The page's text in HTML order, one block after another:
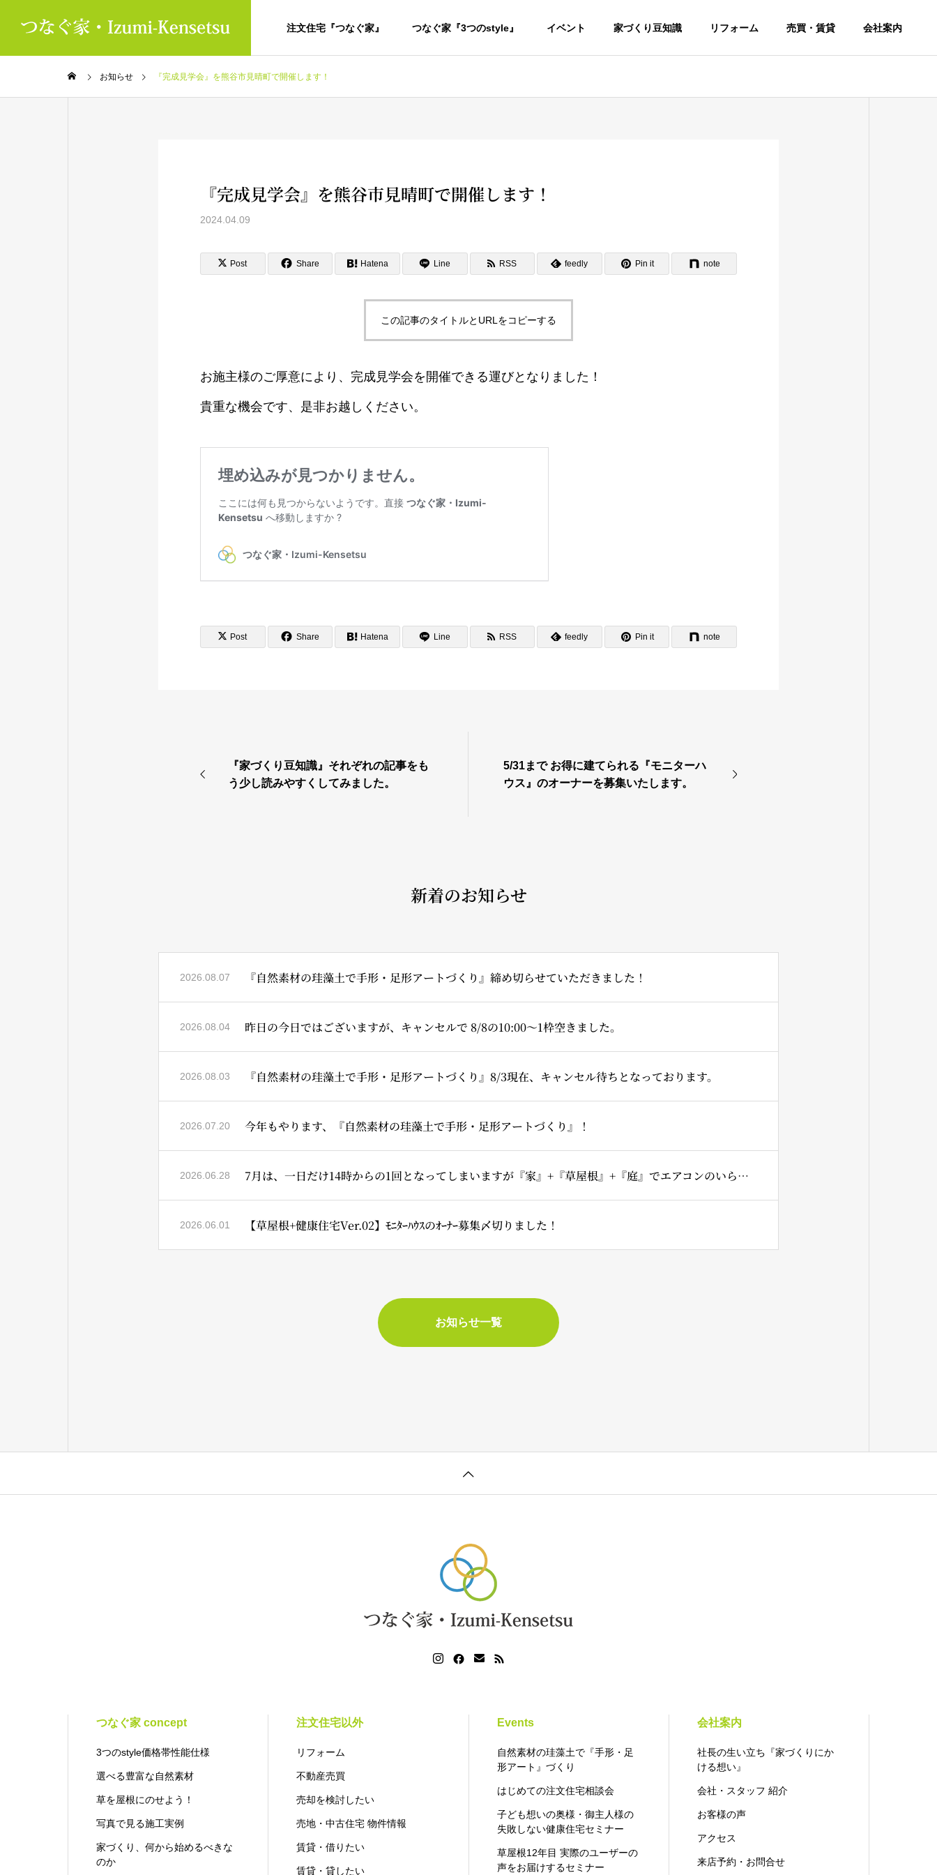
注文住宅『つなぐ家』 つなぐ家『3つのstyle』 イベント 家づくり豆知識 リフォーム 売買・賃貸 会社案内
お知らせ 『完成見学会』を熊谷市見晴町で開催します！
『完成見学会』を熊谷市見晴町で開催します！
2024.04.09
Post Share Hatena Line RSS feedly Pin it note
この記事のタイトルとURLをコピーする
お施主様のご厚意により、完成見学会を開催できる運びとなりました！
貴重な機会です、是非お越しください。
Post Share Hatena Line RSS feedly Pin it note
『家づくり豆知識』それぞれの記事をも
う少し読みやすくしてみました。
5/31まで お得に建てられる『モニターハ
ウス』のオーナーを募集いたします。
新着のお知らせ
2026.08.07 『自然素材の珪藻土で手形・足形アートづくり』締め切らせていただきました！
2026.08.04 昨日の今日ではございますが、キャンセルで 8/8の10:00～1枠空きました。
2026.08.03 『自然素材の珪藻土で手形・足形アートづくり』8/3現在、キャンセル待ちとなっております。
2026.07.20 今年もやります、『自然素材の珪藻土で手形・足形アートづくり』！
2026.06.28 7月は、一日だけ14時からの1回となってしまいますが『家』+『草屋根』+『庭』でエアコンのいらない生活!!!を開催させていただきます。
2026.06.01 【草屋根+健康住宅Ver.02】ﾓﾆﾀｰﾊｳｽのｵｰﾅｰ募集〆切りました！
お知らせ一覧
つなぐ家 concept
3つのstyle価格帯性能仕様
選べる豊富な自然素材
草を屋根にのせよう！
写真で見る施工実例
家づくり、何から始めるべきな
のか
注文住宅以外
リフォーム
不動産売買
売却を検討したい
売地・中古住宅 物件情報
賃貸・借りたい
賃貸・貸したい
Events
自然素材の珪藻土で『手形・足
形アート』づくり
はじめての注文住宅相談会
子ども想いの奥様・御主人様の
失敗しない健康住宅セミナー
草屋根12年目 実際のユーザーの
声をお届けするセミナー
会社案内
社長の生い立ち『家づくりにか
ける想い』
会社・スタッフ 紹介
お客様の声
アクセス
来店予約・お問合せ